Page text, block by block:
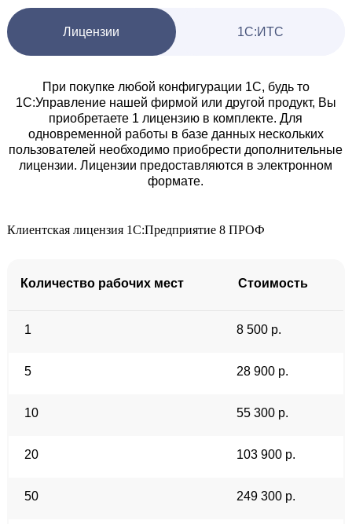
Лицензии 1С:ИТС
При покупке любой конфигурации 1С, будь то
1С:Управление нашей фирмой или другой продукт, Вы
приобретаете 1 лицензию в комплекте.Для
одновременной работы в базе данных нескольких
пользователей необходимо приобрести дополнительные
лицензии.Лицензии предоставляются в электронном
формате.
Клиентская лицензия 1С:Предприятие 8 ПРОФ
Количество рабочих мест Стоимость
1 8 500 р.
5 28 900 р.
10 55 300 р.
20 103 900 р.
50 249 300 р.